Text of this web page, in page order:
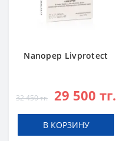
Nanopep Livprotect
32 450 тг. 29 500 тг.
В КОРЗИНУ